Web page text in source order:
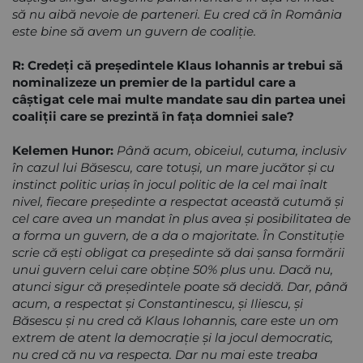
să nu aibă nevoie de parteneri. Eu cred că în România
este bine să avem un guvern de coaliţie.
R: Credeţi că preşedintele Klaus Iohannis ar trebui să
nominalizeze un premier de la partidul care a
câştigat cele mai multe mandate sau din partea unei
coaliţii care se prezintă în faţa domniei sale?
Kelemen Hunor: Până acum, obiceiul, cutuma, inclusiv
în cazul lui Băsescu, care totuşi, un mare jucător şi cu
instinct politic uriaş în jocul politic de la cel mai înalt
nivel, fiecare preşedinte a respectat această cutumă şi
cel care avea un mandat în plus avea şi posibilitatea de
a forma un guvern, de a da o majoritate. În Constituţie
scrie că eşti obligat ca preşedinte să dai şansa formării
unui guvern celui care obţine 50% plus unu. Dacă nu,
atunci sigur că preşedintele poate să decidă. Dar, până
acum, a respectat şi Constantinescu, şi Iliescu, şi
Băsescu şi nu cred că Klaus Iohannis, care este un om
extrem de atent la democraţie şi la jocul democratic,
nu cred că nu va respecta. Dar nu mai este treaba